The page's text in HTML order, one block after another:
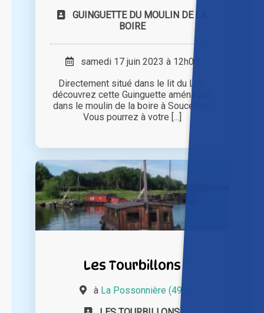
GUINGUETTE DU MOULIN DE LA
BOIRE
samedi 17 juin 2023 à 12h00
Directement situé dans le lit du Loir,
découvrez cette Guinguette aménagée
dans le moulin de la boire à Soucelles.
Vous pourrez à votre [...]
Les Tourbillons
à La Possonnière (49)